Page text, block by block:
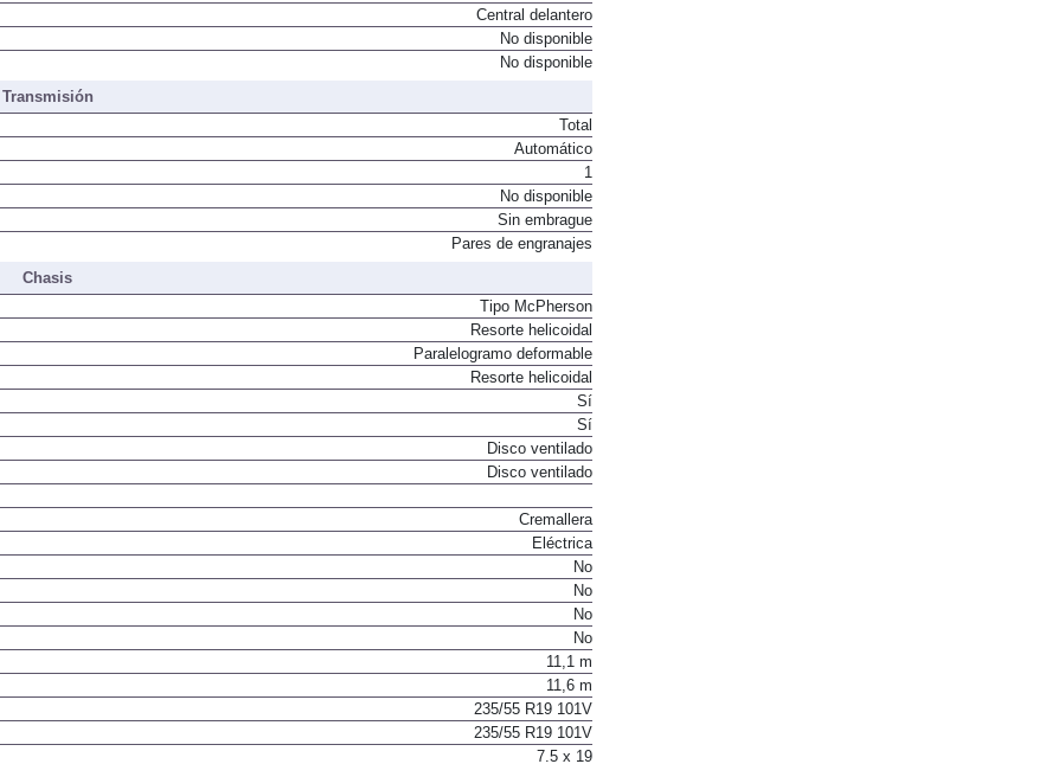
Acumulador de iones de litio
Central delantero
No disponible
Transmisión
Total
Automático
1
No disponible
Sin embrague
Chasis
Tipo McPherson
Resorte helicoidal
Paralelogramo deformable
Resorte helicoidal
Sí
Sí
Disco ventilado
Cremallera
Eléctrica
No
No
No
No
11,1 m
11,6 m
235/55 R19 101V
235/55 R19 101V